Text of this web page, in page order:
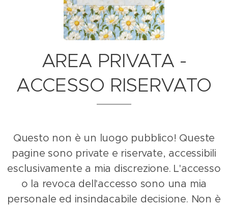
AREA PRIVATA -
ACCESSO RISERVATO
Questo non è un luogo pubblico! Queste
pagine sono private e riservate, accessibili
esclusivamente a mia discrezione. L'accesso
o la revoca dell'accesso sono una mia
personale ed insindacabile decisione. Non è